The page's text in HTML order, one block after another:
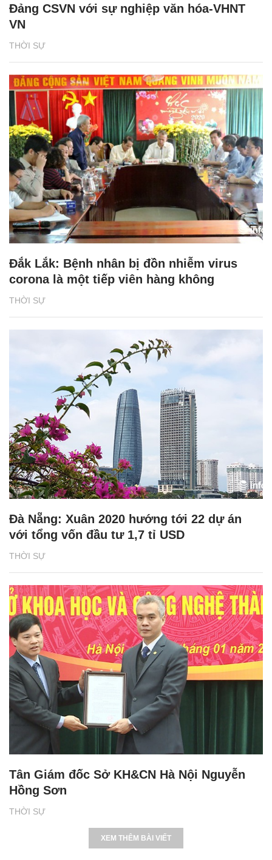
THỜI SỰ
Đảng CSVN với sự nghiệp văn hóa-VHNT
VN
THỜI SỰ
Đắk Lắk: Bệnh nhân bị đồn nhiễm virus
corona là một tiếp viên hàng không
THỜI SỰ
Đà Nẵng: Xuân 2020 hướng tới 22 dự án
với tổng vốn đầu tư 1,7 tỉ USD
THỜI SỰ
Tân Giám đốc Sở KH&CN Hà Nội Nguyễn
Hồng Sơn
XEM THÊM BÀI VIẾT